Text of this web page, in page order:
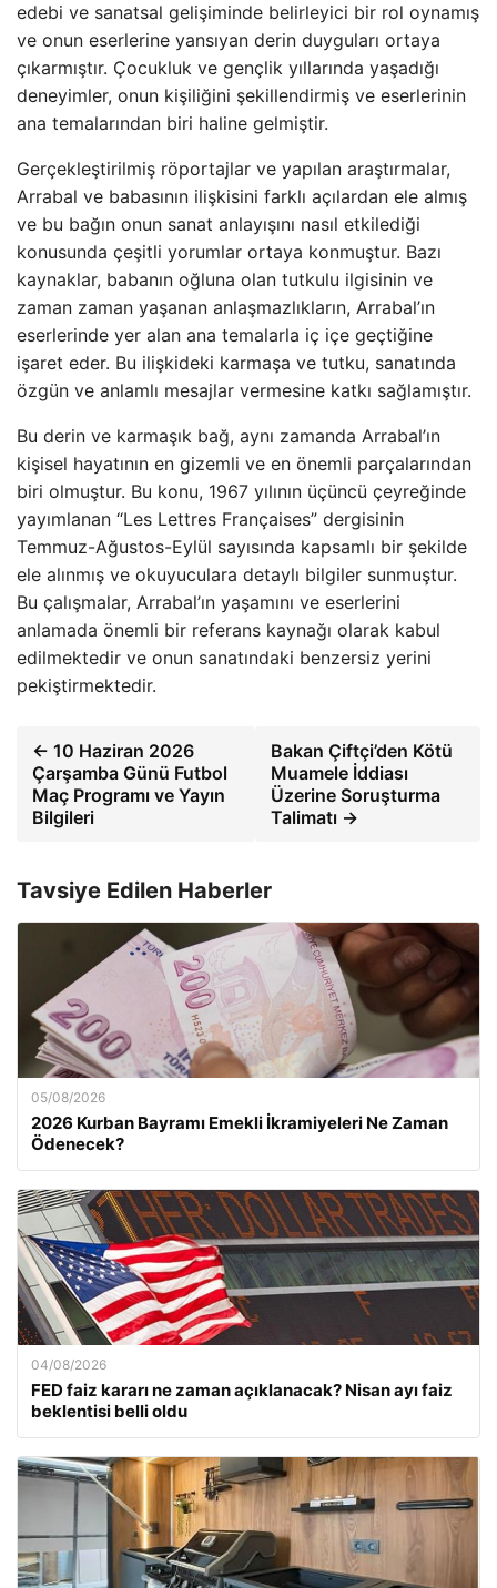
edebi ve sanatsal gelişiminde belirleyici bir rol oynamış
ve onun eserlerine yansıyan derin duyguları ortaya
çıkarmıştır. Çocukluk ve gençlik yıllarında yaşadığı
deneyimler, onun kişiliğini şekillendirmiş ve eserlerinin
ana temalarından biri haline gelmiştir.
Gerçekleştirilmiş röportajlar ve yapılan araştırmalar,
Arrabal ve babasının ilişkisini farklı açılardan ele almış
ve bu bağın onun sanat anlayışını nasıl etkilediği
konusunda çeşitli yorumlar ortaya konmuştur. Bazı
kaynaklar, babanın oğluna olan tutkulu ilgisinin ve
zaman zaman yaşanan anlaşmazlıkların, Arrabal’ın
eserlerinde yer alan ana temalarla iç içe geçtiğine
işaret eder. Bu ilişkideki karmaşa ve tutku, sanatında
özgün ve anlamlı mesajlar vermesine katkı sağlamıştır.
Bu derin ve karmaşık bağ, aynı zamanda Arrabal’ın
kişisel hayatının en gizemli ve en önemli parçalarından
biri olmuştur. Bu konu, 1967 yılının üçüncü çeyreğinde
yayımlanan “Les Lettres Françaises” dergisinin
Temmuz-Ağustos-Eylül sayısında kapsamlı bir şekilde
ele alınmış ve okuyuculara detaylı bilgiler sunmuştur.
Bu çalışmalar, Arrabal’ın yaşamını ve eserlerini
anlamada önemli bir referans kaynağı olarak kabul
edilmektedir ve onun sanatındaki benzersiz yerini
pekiştirmektedir.
← 10 Haziran 2026
Çarşamba Günü Futbol
Maç Programı ve Yayın
Bilgileri
Bakan Çiftçi’den Kötü
Muamele İddiası
Üzerine Soruşturma
Talimatı →
Tavsiye Edilen Haberler
05/08/2026
2026 Kurban Bayramı Emekli İkramiyeleri Ne Zaman
Ödenecek?
04/08/2026
FED faiz kararı ne zaman açıklanacak? Nisan ayı faiz
beklentisi belli oldu